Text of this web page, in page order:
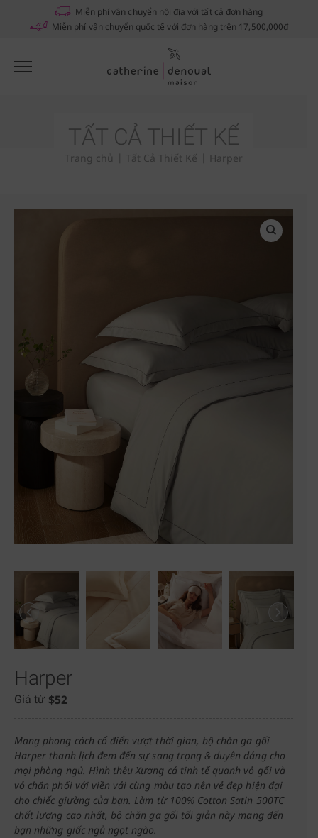
TẤT CẢ THIẾT KẾ
Trang chủ Tất Cả Thiết Kế Harper
Miễn phí vận chuyển nội địa với tất cả đơn hàng
Miễn phí vận chuyển quốc tế với đơn hàng trên 17,500,000đ
Harper
Giá từ $52
Mang phong cách cổ điển vượt thời gian, bộ chăn ga gối
Harper thanh lịch đem đến sự sang trọng & duyên dáng cho
mọi phòng ngủ. Hình thêu Xương cá tinh tế quanh vỏ gối và
vỏ chăn phối với viền vải cùng màu tạo nên vẻ đẹp hiện đại
cho chiếc giường của bạn. Làm từ 100% Cotton Satin 500TC
chất lượng cao nhất, bộ chăn ga gối tối giản này mang đến
bạn những giấc ngủ ngọt ngào.
Notifications